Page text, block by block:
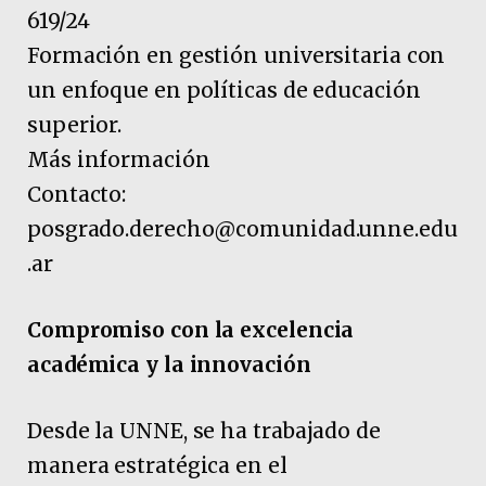
619/24
Formación en gestión universitaria con
un enfoque en políticas de educación
superior.
Más información
Contacto:
posgrado.derecho@comunidad.unne.edu
.ar
Compromiso con la excelencia
académica y la innovación
Desde la UNNE, se ha trabajado de
manera estratégica en el